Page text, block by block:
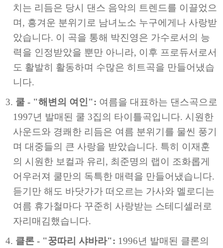
치는 리듬은 당시 댄스 음악의 트렌드를 이끌었으
며, 흥겨운 분위기로 남녀노소 누구에게나 사랑받
았습니다. 이 곡을 통해 박진영은 가수로서의 능
력을 인정받았을 뿐만 아니라, 이후 프로듀서로서
도 활발히 활동하며 수많은 히트곡을 만들어냈습
니다.
쿨 - "해변의 여인": 여름을 대표하는 댄스곡으로
1997년 발매된 쿨 3집의 타이틀곡입니다. 시원한
사운드와 경쾌한 리듬은 여름 분위기를 물씬 풍기
며 대중들의 큰 사랑을 받았습니다. 특히 이재훈
의 시원한 보컬과 유리, 최준명의 랩이 조화롭게
어우러져 쿨만의 독특한 매력을 만들어냈습니다.
듣기만 해도 바닷가가 떠오르는 가사와 멜로디는
여름 휴가철마다 꾸준히 사랑받는 스테디셀러로
자리매김했습니다.
클론 - "꿍따리 샤바라": 1996년 발매된 클론의